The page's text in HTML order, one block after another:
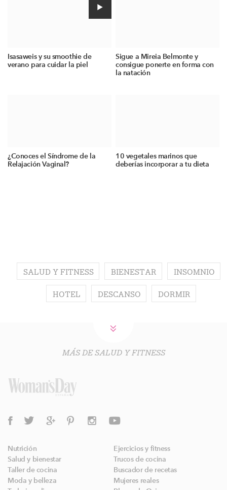
Isasaweis y su smoothie de
verano para cuidar la piel
Sigue a Mireia Belmonte y
consigue ponerte en forma con
la natación
¿Conoces el Síndrome de la
Relajación Vaginal?
10 vegetales marinos que
deberías incorporar a tu dieta
SALUD Y FITNESS BIENESTAR INSOMNIO
HOTEL DESCANSO DORMIR
MÁS DE SALUD Y FITNESS
Nutrición
Ejercicios y fitness
Salud y bienestar
Trucos de cocina
Taller de cocina
Buscador de recetas
Moda y belleza
Mujeres reales